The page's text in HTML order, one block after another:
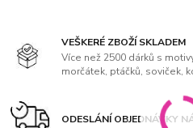
VEŠKERÉ ZBOŽÍ SKLADEM
Více než 2500 dárků s
morčátek, ptáčků, soviček,
ODESLÁNÍ OBJEDNÁVKY